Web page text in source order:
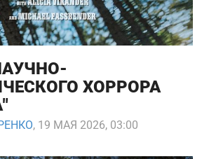
ХОРРОРА
, 19 МАЯ 2026, 03:00